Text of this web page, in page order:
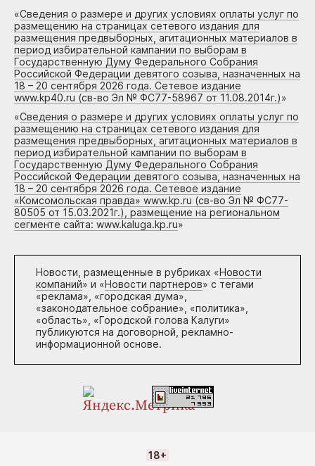
«Сведения о размере и других условиях оплаты услуг по
размещению на страницах сетевого издания для
размещения предвыборных, агитационных материалов в
период избирательной кампании по выборам в
Государственную Думу Федерального Собрания
Российской Федерации девятого созыва, назначенных на
18 – 20 сентября 2026 года. Сетевое издание
www.kp40.ru (св-во Эл № ФС77-58967 от 11.08.2014г.)»
«Сведения о размере и других условиях оплаты услуг по
размещению на страницах сетевого издания для
размещения предвыборных, агитационных материалов в
период избирательной кампании по выборам в
Государственную Думу Федерального Собрания
Российской Федерации девятого созыва, назначенных на
18 – 20 сентября 2026 года. Сетевое издание
«Комсомольская правда» www.kp.ru (св-во Эл № ФС77-
80505 от 15.03.2021г.), размещение на региональном
сегменте сайта: www.kaluga.kp.ru»
Новости, размещенные в рубриках «Новости
компаний» и «Новости партнеров» с тегами
«реклама», «городская дума»,
«законодательное собрание», «политика»,
«область», «Городской голова Калуги»
публикуются на договорной, рекламно-
информационной основе.
18+